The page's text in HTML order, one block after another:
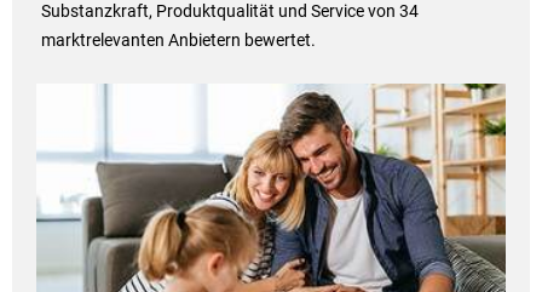
Substanzkraft, Produktqualität und Service von 34
marktrelevanten Anbietern bewertet.